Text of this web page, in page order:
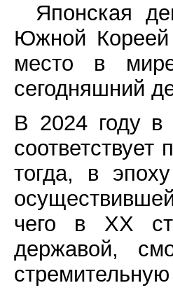
Японская
Южной
место в
сегодняшний
В 2024 году в
тогда, в
чего в XX
державой,